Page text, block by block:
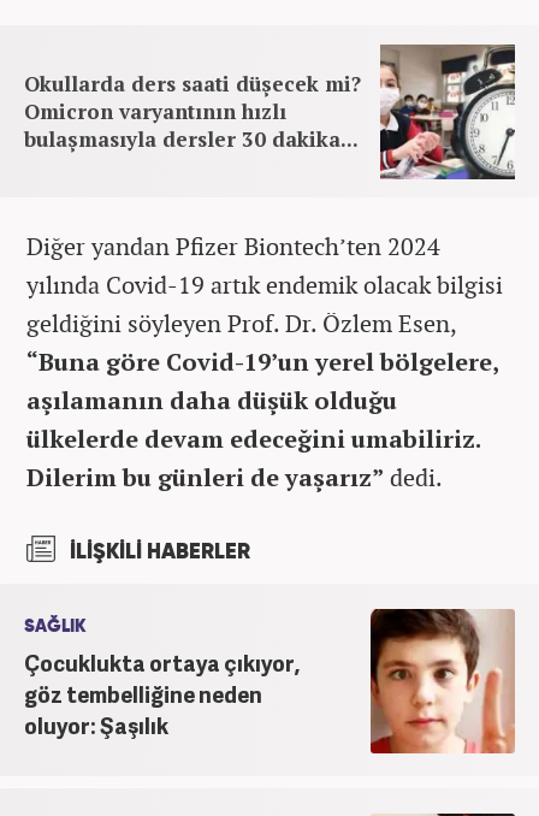
Okullarda ders saati düşecek mi?
Omicron varyantının hızlı
bulaşmasıyla dersler 30 dakika...
Diğer yandan Pfizer Biontech’ten 2024
yılında Covid-19 artık endemik olacak bilgisi
geldiğini söyleyen Prof. Dr. Özlem Esen,
“Buna göre Covid-19’un yerel bölgelere,
aşılamanın daha düşük olduğu
ülkelerde devam edeceğini umabiliriz.
Dilerim bu günleri de yaşarız” dedi.
İLİŞKİLİ HABERLER
SAĞLIK
Çocuklukta ortaya çıkıyor,
göz tembelliğine neden
oluyor: Şaşılık